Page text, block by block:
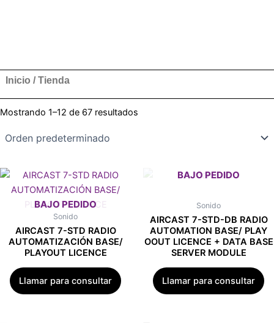
Inicio / Tienda
Mostrando 1–12 de 67 resultados
Sonido
AIRCAST 7-STD RADIO
AUTOMATIZACIÓN BASE/
PLAYOUT LICENCE
Llamar para consultar
Sonido
AIRCAST 7-STD-DB RADIO
AUTOMATION BASE/ PLAY
OOUT LICENCE + DATA BASE
SERVER MODULE
Llamar para consultar